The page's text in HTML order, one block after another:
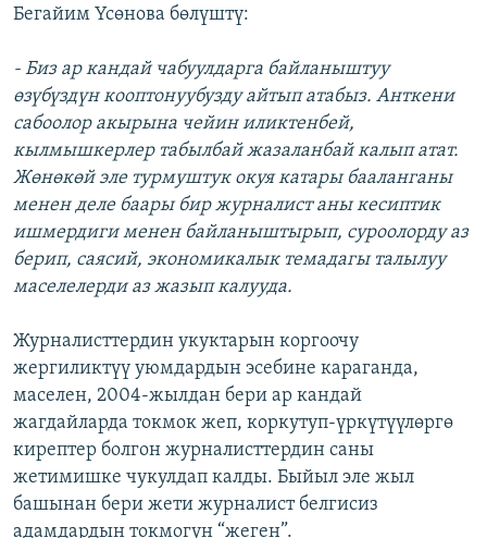
Бегайим Үсөнова бөлүштү:
- Биз ар кандай чабуулдарга байланыштуу
өзүбүздүн кооптонуубузду айтып атабыз. Анткени
сабоолор акырына чейин иликтенбей,
кылмышкерлер табылбай жазаланбай калып атат.
Жөнөкөй эле турмуштук окуя катары бааланганы
менен деле баары бир журналист аны кесиптик
ишмердиги менен байланыштырып, суроолорду аз
берип, саясий, экономикалык темадагы талылуу
маселелерди аз жазып калууда.
Журналисттердин укуктарын коргоочу
жергиликтүү уюмдардын эсебине караганда,
маселен, 2004-жылдан бери ар кандай
жагдайларда токмок жеп, коркутуп-үркүтүүлөргө
кирептер болгон журналисттердин саны
жетимишке чукулдап калды. Быйыл эле жыл
башынан бери жети журналист белгисиз
адамдардын токмогун “жеген”.